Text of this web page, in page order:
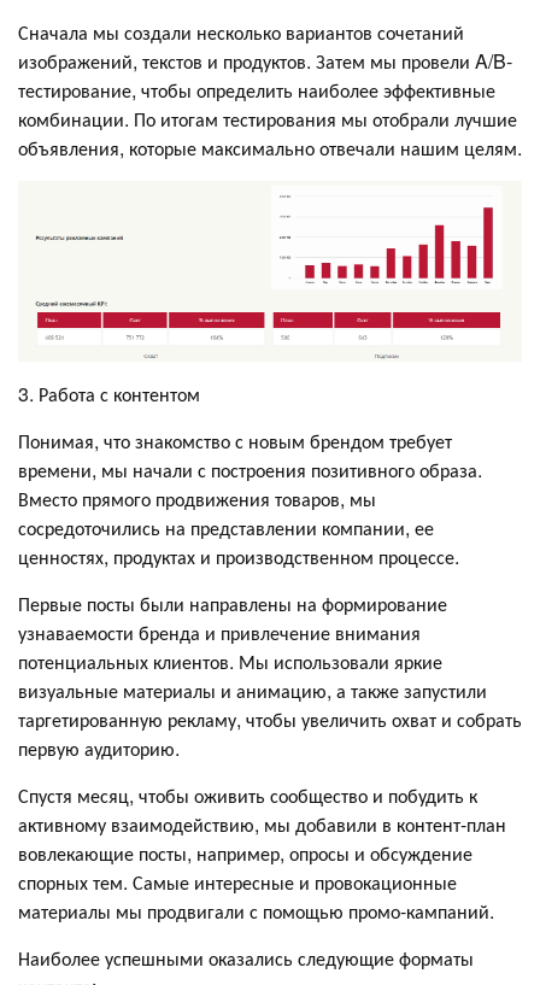
Сначала мы создали несколько вариантов сочетаний
изображений, текстов и продуктов. Затем мы провели A/B-
тестирование, чтобы определить наиболее эффективные
комбинации. По итогам тестирования мы отобрали лучшие
объявления, которые максимально отвечали нашим целям.
3. Работа с контентом
Понимая, что знакомство с новым брендом требует
времени, мы начали с построения позитивного образа.
Вместо прямого продвижения товаров, мы
сосредоточились на представлении компании, ее
ценностях, продуктах и производственном процессе.
Первые посты были направлены на формирование
узнаваемости бренда и привлечение внимания
потенциальных клиентов. Мы использовали яркие
визуальные материалы и анимацию, а также запустили
таргетированную рекламу, чтобы увеличить охват и собрать
первую аудиторию.
Спустя месяц, чтобы оживить сообщество и побудить к
активному взаимодействию, мы добавили в контент-план
вовлекающие посты, например, опросы и обсуждение
спорных тем. Самые интересные и провокационные
материалы мы продвигали с помощью промо-кампаний.
Наиболее успешными оказались следующие форматы